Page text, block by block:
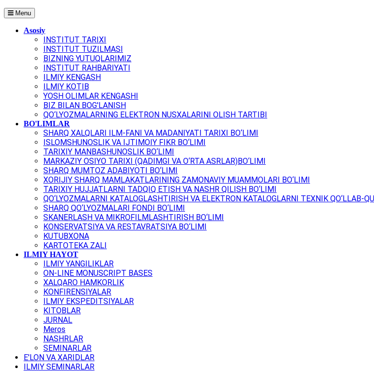
Menu
Asosiy
INSTITUT TARIXI
INSTITUT TUZILMASI
BIZNING YUTUQLARIMIZ
INSTITUT RAHBARIYATI
ILMIY KENGASH
ILMIY KOTIB
YOSH OLIMLAR KENGASHI
BIZ BILAN BOG'LANISH
QO‘LYOZMALARNING ELEKTRON NUSXALARINI OLISH TARTIBI
BO'LIMLAR
SHARQ XALQLARI ILM-FANI VA MADANIYATI TARIXI BO‘LIMI
ISLOMSHUNOSLIK VA IJTIMOIY FIKR BO‘LIMI
TARIXIY MANBASHUNOSLIK BO‘LIMI
MARKAZIY OSIYO TARIXI (QADIMGI VA O‘RTA ASRLAR)BO‘LIMI
SHARQ MUMTOZ ADABIYOTI BO‘LIMI
XORIJIY SHARQ MAMLAKATLARINING ZAMONAVIY MUAMMOLARI BO‘LIMI
TARIXIY HUJJATLARNI TADQIQ ETISH VA NASHR QILISH BO‘LIMI
QO‘LYOZMALARNI KATALOGLASHTIRISH VA ELEKTRON KATALOGLARNI TEXNIK QO‘LLAB-
SHARQ QO‘LYOZMALARI FONDI BO‘LIMI
SKANERLASH VA MIKROFILMLASHTIRISH BO‘LIMI
KONSERVATSIYA VA RESTAVRATSIYA BO‘LIMI
KUTUBXONA
KARTOTEKA ZALI
ILMIY HAYOT
ILMIY YANGILIKLAR
ON-LINE MONUSCRIPT BASES
XALQARO HAMKORLIK
KONFIRENSIYALAR
ILMIY EKSPEDITSIYALAR
KITOBLAR
JURNAL
Meros
NASHRLAR
SEMINARLAR
E'LON VA XARIDLAR
ILMIY SEMINARLAR